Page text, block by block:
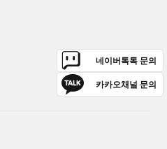
네이버톡톡 문의
카카오채널 문의